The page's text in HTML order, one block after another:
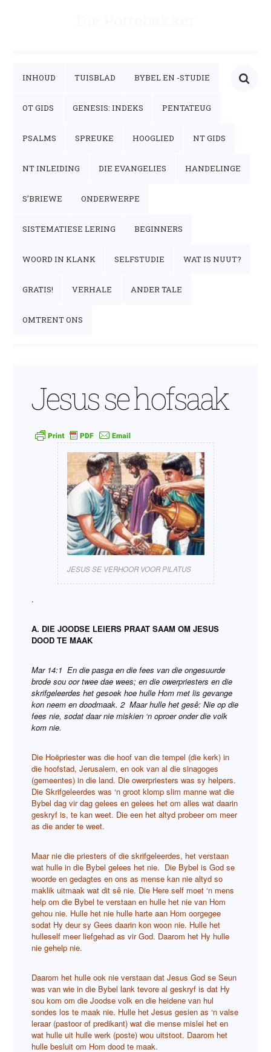
INHOUD TUISBLAD BYBEL EN -STUDIE
OT GIDS GENESIS: INDEKS PENTATEUG
PSALMS SPREUKE HOOGLIED NT GIDS
NT INLEIDING DIE EVANGELIES HANDELINGE
S’BRIEWE ONDERWERPE
SISTEMATIESE LERING BEGINNERS
WOORD IN KLANK SELFSTUDIE WAT IS NUUT?
GRATIS! VERHALE ANDER TALE
OMTRENT ONS
Jesus se hofsaak
JESUS SE VERHOOR VOOR PILATUS
.
A. DIE JOODSE LEIERS PRAAT SAAM OM JESUS
DOOD TE MAAK
Mar 14:1 En die pasga en die fees van die ongesuurde
brode sou oor twee dae wees; en die owerpriesters en die
skrifgeleerdes het gesoek hoe hulle Hom met lis gevange
kon neem en doodmaak. 2 Maar hulle het gesê: Nie op die
fees nie, sodat daar nie miskien ‘n oproer onder die volk
kom nie.
Die Hoëpriester was die hoof van die tempel (die kerk) in
die hoofstad, Jerusalem, en ook van al die sinagoges
(gemeentes) in die land. Die owerpriesters was sy helpers.
Die Skrifgeleerdes was ‘n groot klomp slim manne wat die
Bybel dag vir dag gelees en gelees het om alles wat daarin
geskryf is, te kan weet. Die een het altyd probeer om meer
as die ander te weet.
Maar nie die priesters of die skrifgeleerdes, het verstaan
wat hulle in die Bybel gelees het nie. Die Bybel is God se
woorde en gedagtes en ons as mense kan nie altyd so
maklik uitmaak wat dit sê nie. Die Here self moet ‘n mens
help om die Bybel te verstaan en hulle het nie van Hom
gehou nie. Hulle het nie hulle harte aan Hom oorgegee
sodat Hy deur sy Gees daarin kon woon nie. Hulle het
hulleself meer liefgehad as vir God. Daarom het Hy hulle
nie gehelp nie.
Daarom het hulle ook nie verstaan dat Jesus God se Seun
was van wie in die Bybel lank tevore al geskryf is dat Hy
sou kom om die Joodse volk en die heidene van hul
sondes los te maak nie. Hulle het Jesus gesien as ‘n valse
leraar (pastoor of predikant) wat die mense mislei het en
wat hulle uit hulle werk (poste) wou uitstoot. Daarom het
hulle besluit om Hom dood te maak.